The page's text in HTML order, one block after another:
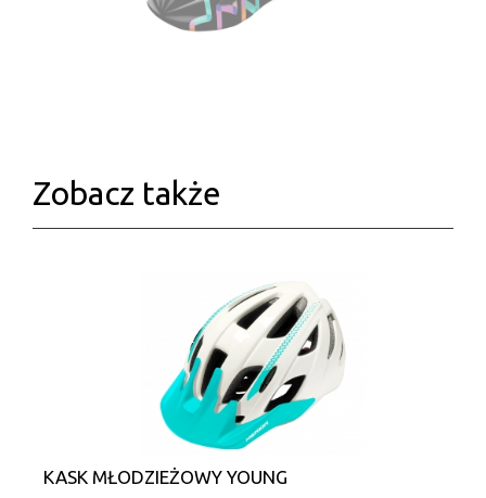
Zobacz także
KASK MŁODZIEŻOWY YOUNG